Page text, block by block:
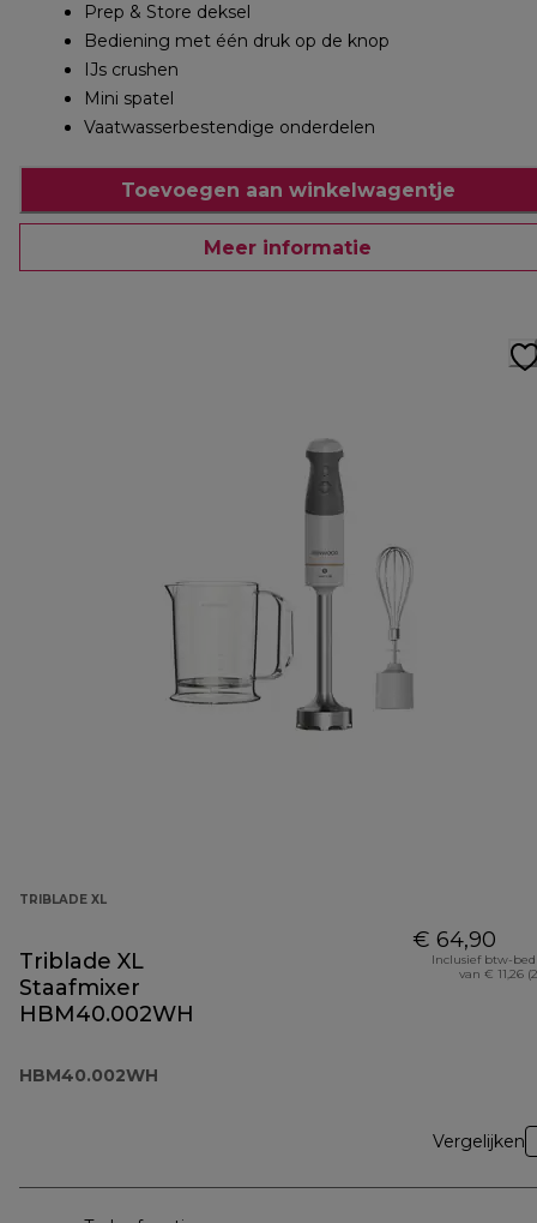
Prep & Store deksel
Bediening met één druk op de knop
IJs crushen
Mini spatel
Vaatwasserbestendige onderdelen
Toevoegen aan winkelwagentje
Meer informatie
TRIBLADE XL
Triblade XL
Staafmixer
HBM40.002WH
HBM40.002WH
€ 64,90
Inclusief btw-
van € 11,26
Vergelijken